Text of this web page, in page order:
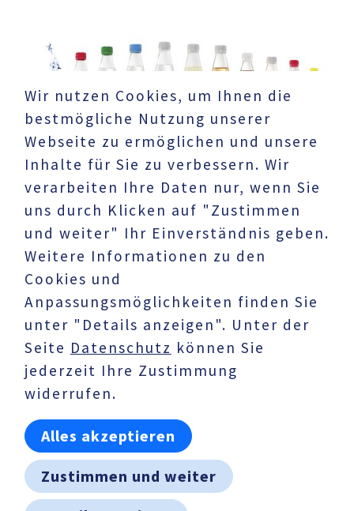
UNTERNEHMEN
Datenschutz
Impressum
AKTUELLES
Karriere
Pressemeldungen
HÄNDLERBEREICH
Wir nutzen Cookies, um Ihnen die
bestmögliche Nutzung unserer
Webseite zu ermöglichen und unsere
Inhalte für Sie zu verbessern. Wir
verarbeiten Ihre Daten nur, wenn Sie
uns durch Klicken auf "Zustimmen
und weiter" Ihr Einverständnis geben.
Weitere Informationen zu den
Cookies und
Anpassungsmöglichkeiten finden Sie
unter "Details anzeigen". Unter der
Seite Datenschutz können Sie
jederzeit Ihre Zustimmung
widerrufen.
Alles akzeptieren
Zustimmen und weiter